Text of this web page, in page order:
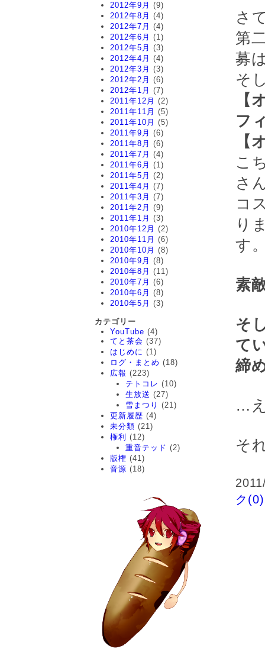
2012年9月 (9)
2012年8月 (4)
2012年7月 (4)
2012年6月 (1)
2012年5月 (3)
2012年4月 (4)
2012年3月 (3)
2012年2月 (6)
2012年1月 (7)
2011年12月 (2)
2011年11月 (5)
2011年10月 (5)
2011年9月 (6)
2011年8月 (6)
2011年7月 (4)
2011年6月 (1)
2011年5月 (2)
2011年4月 (7)
2011年3月 (7)
2011年2月 (9)
2011年1月 (3)
2010年12月 (2)
2010年11月 (6)
2010年10月 (8)
2010年9月 (8)
2010年8月 (11)
2010年7月 (6)
2010年6月 (8)
2010年5月 (3)
カテゴリー
YouTube (4)
てと茶会 (37)
はじめに (1)
ログ・まとめ (18)
広報 (223)
テトコレ (10)
生放送 (27)
雪まつり (21)
更新履歴 (4)
未分類 (21)
権利 (12)
重音テッド (2)
版権 (41)
音源 (18)
さ
第
募
そ
【
フ
【
こ
さ
コ
り
す
素
そ
て
締
…
そ
ク(0)